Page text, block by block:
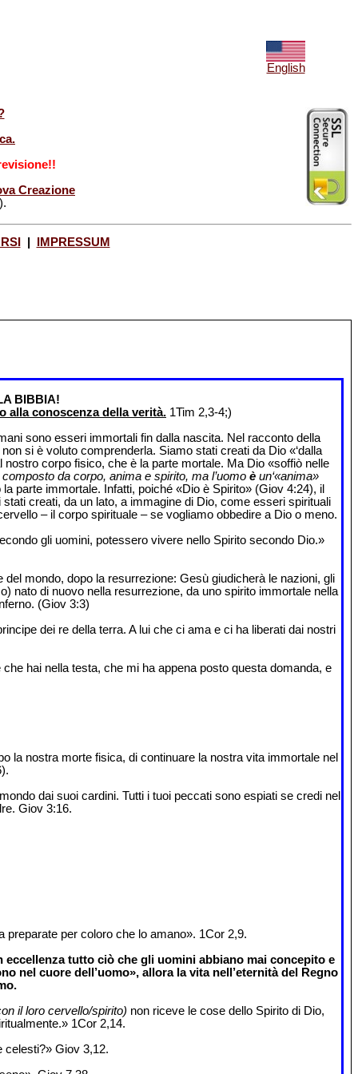
English
Creazione
IMPRESSUM
BIBBIA!
alla conoscenza della verità. 1Tim 2,3-4;)
sono esseri immortali fin dalla nascita. Nel racconto della
si è voluto comprenderla. Siamo stati creati da Dio «‘dalla
corpo fisico, che è la parte mortale. Ma Dio «soffiò nelle
da corpo, anima e spirito, ma l’uomo è un‘«anima»
parte immortale. Infatti, poiché «Dio è Spirito» (Giov 4:24), il
creati, da un lato, a immagine di Dio, come esseri spirituali
– il corpo spirituale – se vogliamo obbedire a Dio o meno.
gli uomini, potessero vivere nello Spirito secondo Dio.»
mondo, dopo la resurrezione: Gesù giudicherà le nazioni, gli
nato di nuovo nella resurrezione, da uno spirito immortale nella
(Giov 3:3)
dei re della terra. A lui che ci ama e ci ha liberati dai nostri
hai nella testa, che mi ha appena posto questa domanda, e
la nostra morte fisica, di continuare la nostra vita immortale nel
dai suoi cardini. Tutti i tuoi peccati sono espiati se credi nel
Giov 3:16.
preparate per coloro che lo amano». 1Cor 2,9.
tutto ciò che gli uomini abbiano mai concepito e
nel cuore dell’uomo», allora la vita nell’eternità del Regno
il loro cervello/spirito) non riceve le cose dello Spirito di Dio,
1Cor 2,14.
celesti?» Giov 3,12.